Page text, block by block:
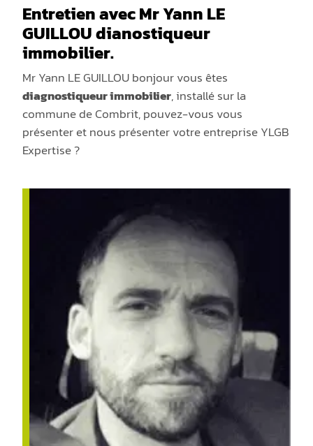
Entretien avec Mr Yann LE
GUILLOU dianostiqueur
immobilier.
Mr Yann LE GUILLOU bonjour vous êtes
diagnostiqueur immobilier, installé sur la
commune de Combrit, pouvez-vous vous
présenter et nous présenter votre entreprise YLGB
Expertise ?